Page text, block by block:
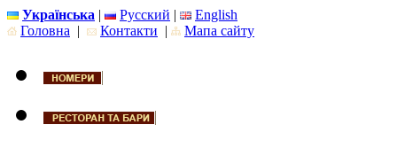
Українська | Русский |
English
Головна | Контакти | Мапа сайту